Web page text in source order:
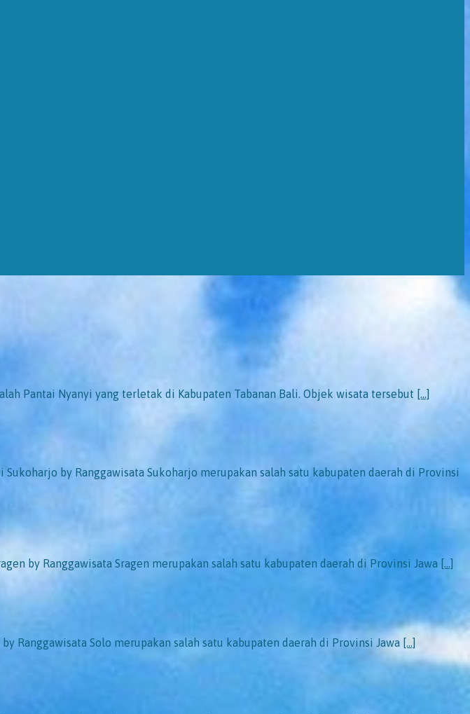
Pantai Nyanyi yang terletak di Kabupaten Tabanan Bali. Objek wisata tersebut […]
by Ranggawisata Sukoharjo merupakan salah satu kabupaten daerah di Provinsi
by Ranggawisata Sragen merupakan salah satu kabupaten daerah di Provinsi Jawa […]
Ranggawisata Solo merupakan salah satu kabupaten daerah di Provinsi Jawa […]